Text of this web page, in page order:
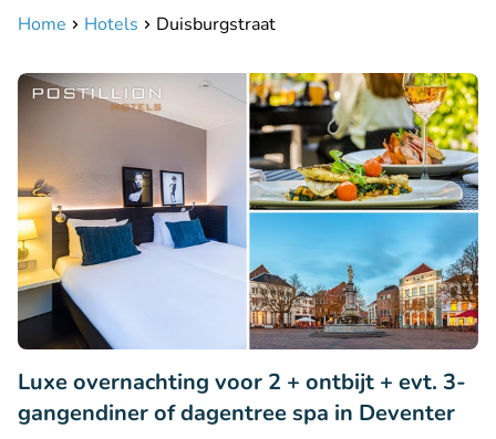
Home Hotels Duisburgstraat
Luxe overnachting voor 2 + ontbijt + evt. 3-
gangendiner of dagentree spa in Deventer